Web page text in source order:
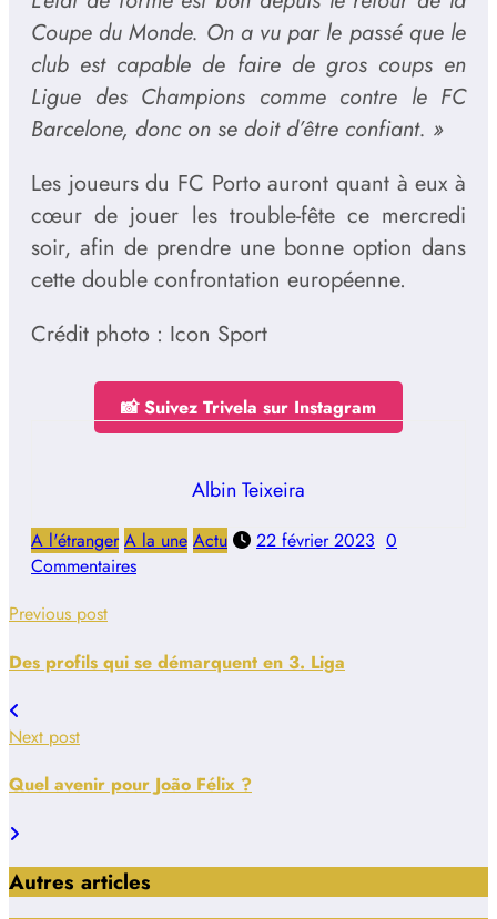
Coupe du Monde. On a vu par le passé que le
club est capable de faire de gros coups en
Ligue des Champions comme contre le FC
Barcelone, donc on se doit d’être confiant. »
Les joueurs du FC Porto auront quant à eux à
cœur de jouer les trouble-fête ce mercredi
soir, afin de prendre une bonne option dans
cette double confrontation européenne.
Crédit photo : Icon Sport
📸 Suivez Trivela sur Instagram
Albin Teixeira
A l'étranger A la une Actu 22 février 2023 0
Commentaires
Previous post
Des profils qui se démarquent en 3. Liga
Next post
Quel avenir pour João Félix ?
Autres articles